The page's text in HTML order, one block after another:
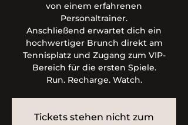
von einem erfahrenen
Personaltrainer.
Anschließend erwartet dich ein
hochwertiger Brunch direkt am
Tennisplatz und Zugang zum VIP-
Bereich für die ersten Spiele.
Run. Recharge. Watch.
Tickets stehen nicht zum